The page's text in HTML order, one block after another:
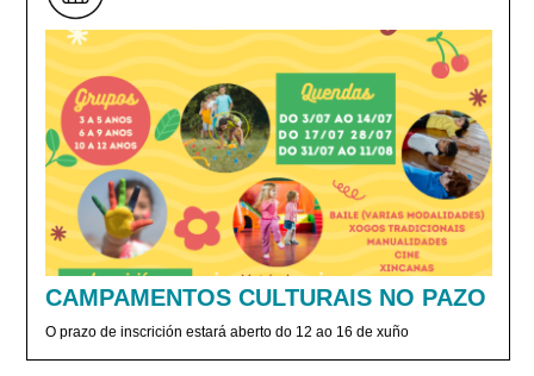
CAMPAMENTOS CULTURAIS NO PAZO
O prazo de inscrición estará aberto do 12 ao 16 de xuño